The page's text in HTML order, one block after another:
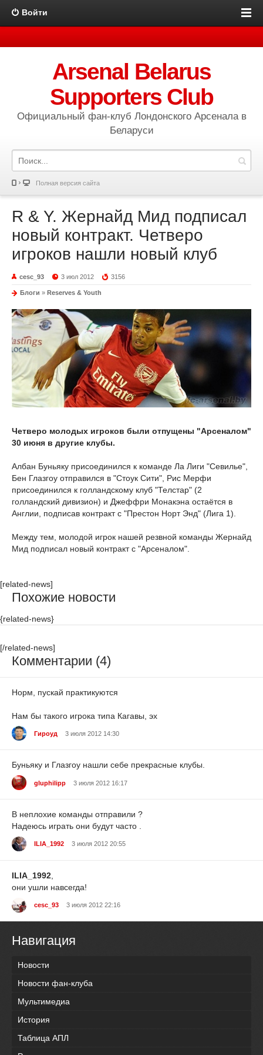
Войти
Arsenal Belarus
Supporters Club
Официальный фан-клуб Лондонского Арсенала в
Беларуси
Полная версия сайта
R & Y. Жернайд Мид подписал
новый контракт. Четверо
игроков нашли новый клуб
cesc_93 3 июл 2012 3156
Блоги » Reserves & Youth
Четверо молодых игроков были отпущены "Арсеналом"
30 июня в другие клубы.
Албан Буньяку присоединился к команде Ла Лиги "Севилье",
Бен Глазгоу отправился в "Стоук Сити", Рис Мерфи
присоединился к голландскому клуб "Телстар" (2
голландский дивизион) и Джеффри Монакэна остаётся в
Англии, подписав контракт с "Престон Норт Энд" (Лига 1).
Между тем, молодой игрок нашей резвной команды Жернайд
Мид подписал новый контракт с "Арсеналом".
[related-news]
Похожие новости
{related-news}
[/related-news]
Комментарии (4)
Норм, пускай практикуются
Нам бы такого игрока типа Кагавы, эх
Гироуд 3 июля 2012 14:30
Буньяку и Глазгоу нашли себе прекрасные клубы.
gluphilipp 3 июля 2012 16:17
В неплохие команды отправили ?
Надеюсь играть они будут часто .
ILIA_1992 3 июля 2012 20:55
ILIA_1992
они ушли навсегда!
cesc_93 3 июля 2012 22:16
Навигация
Новости
Новости фан-клуба
Мультимедиа
История
Таблица АПЛ